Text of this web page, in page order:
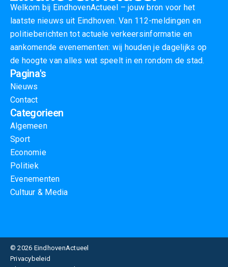
Welkom bij EindhovenActueel – jouw bron voor het
laatste nieuws uit Eindhoven. Van 112-meldingen en
politieberichten tot actuele verkeersinformatie en
aankomende evenementen: wij houden je dagelijks op
de hoogte van alles wat speelt in en rondom de stad.
Pagina's
Nieuws
Contact
Categorieen
Algemeen
Sport
Economie
Politiek
Evenementen
Cultuur & Media
© 2026 EindhovenActueel
Privacybeleid